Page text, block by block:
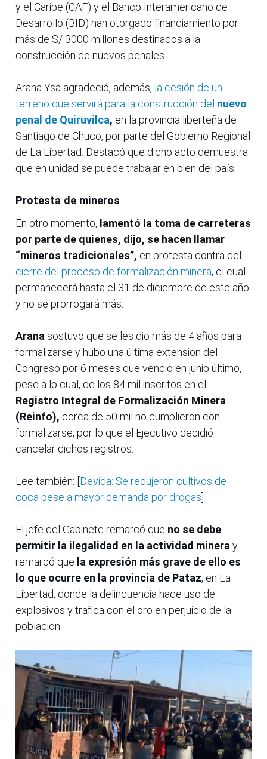
y el Caribe (CAF) y el Banco Interamericano de
Desarrollo (BID) han otorgado financiamiento por
más de S/ 3000 millones destinados a la
construcción de nuevos penales.
Arana Ysa agradeció, además, la cesión de un
terreno que servirá para la construcción del nuevo
penal de Quiruvilca, en la provincia liberteña de
Santiago de Chuco, por parte del Gobierno Regional
de La Libertad. Destacó que dicho acto demuestra
que en unidad se puede trabajar en bien del país.
Protesta de mineros
En otro momento, lamentó la toma de carreteras
por parte de quienes, dijo, se hacen llamar
“mineros tradicionales”, en protesta contra del
cierre del proceso de formalización minera, el cual
permanecerá hasta el 31 de diciembre de este año
y no se prorrogará más.
Arana sostuvo que se les dio más de 4 años para
formalizarse y hubo una última extensión del
Congreso por 6 meses que venció en junio último,
pese a lo cual, de los 84 mil inscritos en el
Registro Integral de Formalización Minera
(Reinfo), cerca de 50 mil no cumplieron con
formalizarse, por lo que el Ejecutivo decidió
cancelar dichos registros.
Lee también: [ Devida: Se redujeron cultivos de
coca pese a mayor demanda por drogas
El jefe del Gabinete remarcó que no se debe
permitir la ilegalidad en la actividad mineray
remarcó que la expresión más grave de ello es
lo que ocurre en la provincia de Pataz, en La
Libertad, donde la delincuencia hace uso de
explosivos y trafica con el oro en perjuicio de la
población.